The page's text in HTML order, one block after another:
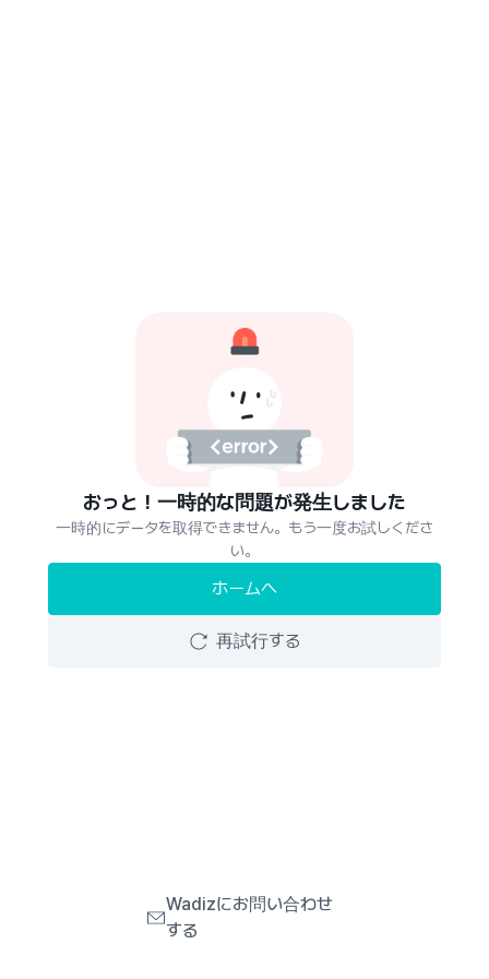
おっと！一時的な問題が発生しました
一時的にデータを取得できません。もう一度お試しくださ
い。
ホームへ
再試行する
Wadizにお問い合わせ
する